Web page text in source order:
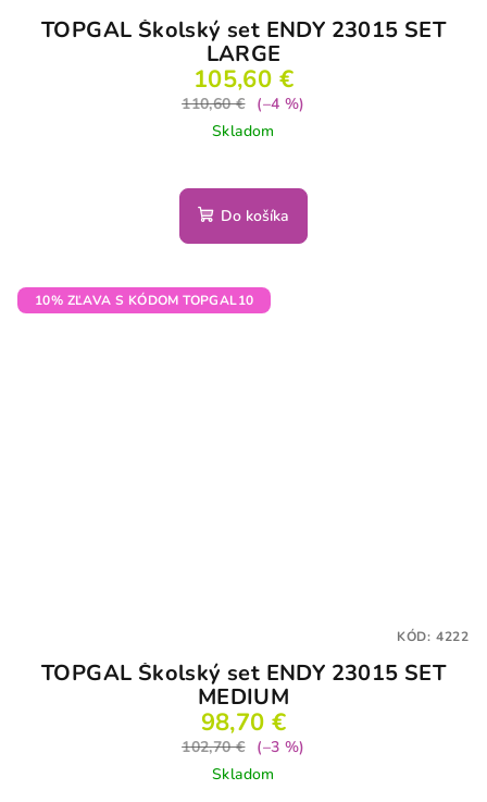
TOPGAL Školský set ENDY 23015 SET
LARGE
105,60 €
110,60 €
(–4 %)
Skladom
Do košíka
10% ZĽAVA S KÓDOM TOPGAL10
TOPGAL Školský set ENDY 23015 SET
MEDIUM
98,70 €
102,70 €
(–3 %)
Skladom
KÓD: 4222